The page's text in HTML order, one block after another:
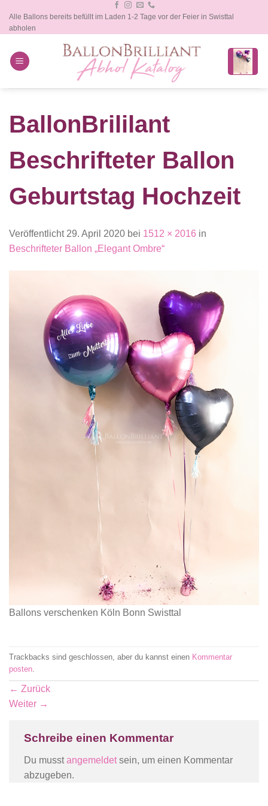
Inhalt
springen
Alle Ballons bereits befüllt im Laden 1-2 Tage vor der Feier in Swisttal
abholen
BallonBrililant
Beschrifteter Ballon
Geburtstag Hochzeit
Veröffentlicht 29. April 2020 bei 1512 × 2016 in
Beschrifteter Ballon „Elegant Ombre“
Ballons verschenken Köln Bonn Swisttal
Trackbacks sind geschlossen, aber du kannst einen Kommentar
posten
← Zurück
Weiter →
Schreibe einen Kommentar
Du musstangemeldetsein, um einen Kommentar
abzugeben.